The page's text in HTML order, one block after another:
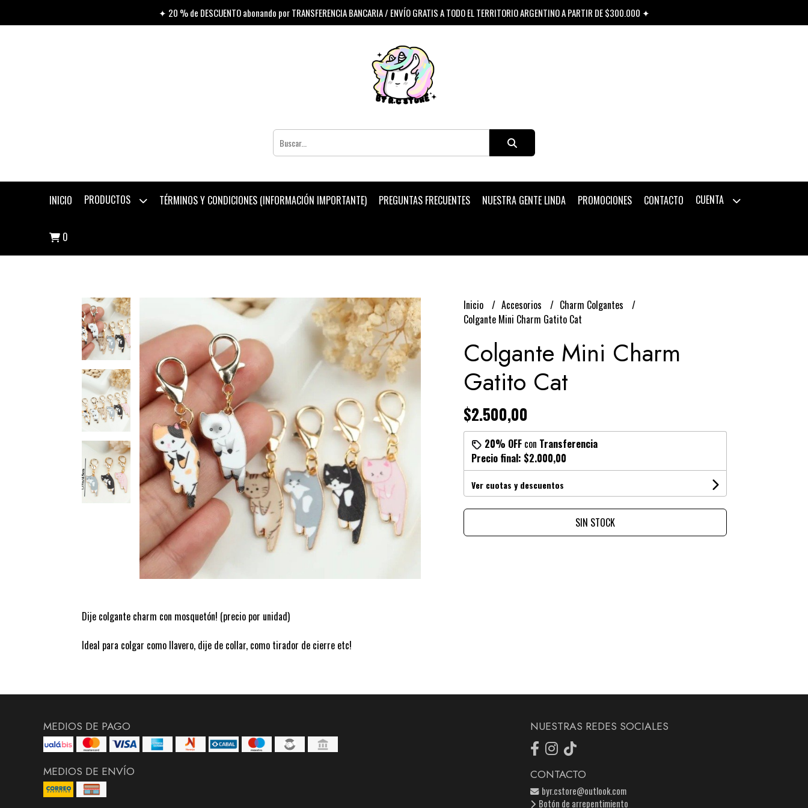
✦ 20 % de DESCUENTO abonando por TRANSFERENCIA BANCARIA / ENVÍO GRATIS A TODO EL TERRITORIO ARGENTINO A PARTIR DE $300.000 ✦
INICIO PRODUCTOS TÉRMINOS Y CONDICIONES (INFORMACIÓN IMPORTANTE) PREGUNTAS FRECUENTES NUESTRA GENTE LINDA PROMOCIONES CONTACTO CUENTA
0
Dije colgante charm con mosquetón! (precio por unidad)
Ideal para colgar como llavero, dije de collar, como tirador de cierre etc!
Inicio Accesorios
Charm Colgantes
Colgante Mini Charm Gatito Cat
Colgante Mini Charm
Gatito Cat
$2.500,00
20% OFFcon Transferencia
Precio final: $2.000,00
Ver cuotas y descuentos
SIN STOCK
MEDIOS DE PAGO
MEDIOS DE ENVÍO
NUESTRAS REDES SOCIALES
CONTACTO
byr.cstore@outlook.com
Botón de arrepentimiento